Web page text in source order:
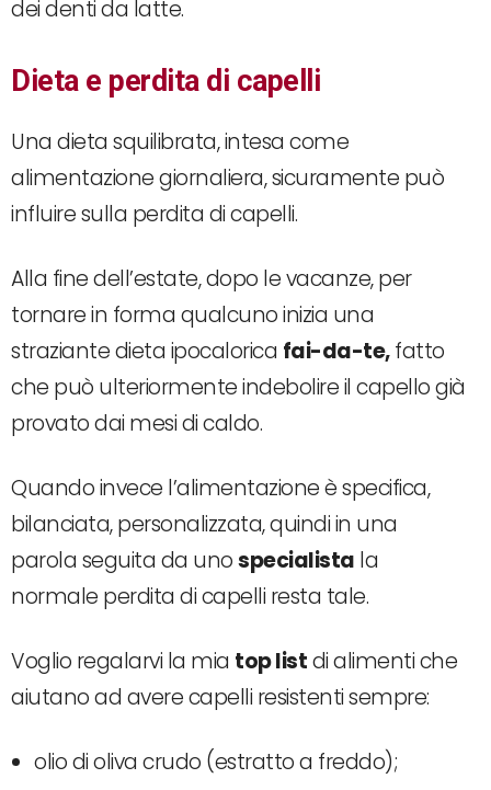
dei denti da latte.
Dieta e perdita di capelli
Una dieta squilibrata, intesa come
alimentazione giornaliera, sicuramente può
influire sulla perdita di capelli.
Alla fine dell’estate, dopo le vacanze, per
tornare in forma qualcuno inizia una
straziante dieta ipocalorica fai-da-te,fatto
che può ulteriormente indebolire il capello già
provato dai mesi di caldo.
Quando invece l’alimentazione è specifica,
bilanciata, personalizzata, quindi in una
parola seguita da unospecialista la
normale perdita di capelli resta tale.
Voglio regalarvi la mia top listdi alimenti che
aiutano ad avere capelli resistenti sempre:
olio di oliva crudo (estratto a freddo);